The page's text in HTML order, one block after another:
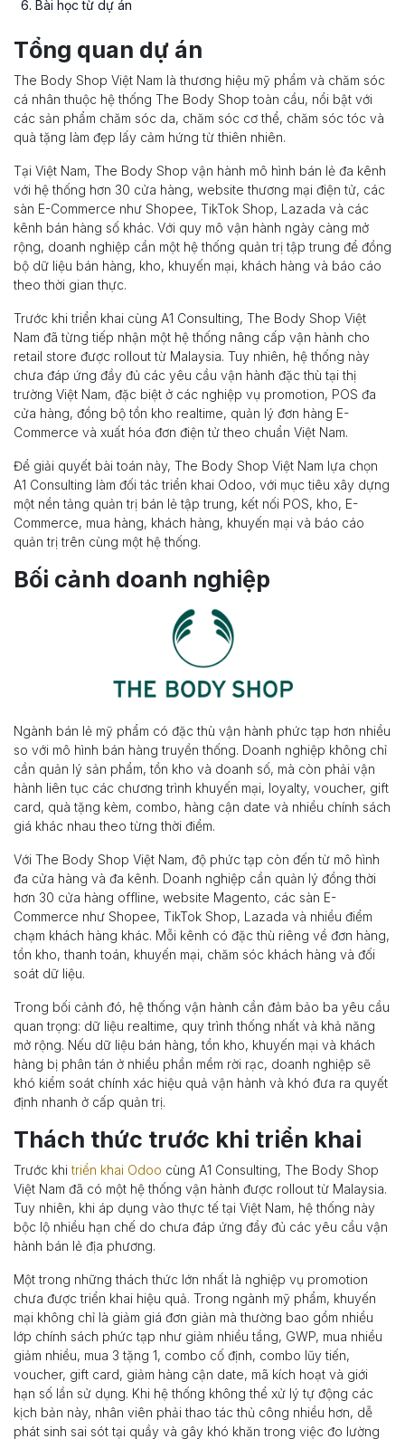
6. Bài học từ dự án
Tổng quan dự án
The Body Shop Việt Nam là thương hiệu mỹ phẩm và chăm sóc
cá nhân thuộc hệ thống The Body Shop toàn cầu, nổi bật với
các sản phẩm chăm sóc da, chăm sóc cơ thể, chăm sóc tóc và
quà tặng làm đẹp lấy cảm hứng từ thiên nhiên.
Tại Việt Nam, The Body Shop vận hành mô hình bán lẻ đa kênh
với hệ thống hơn 30 cửa hàng, website thương mại điện tử, các
sàn E-Commerce như Shopee, TikTok Shop, Lazada và các
kênh bán hàng số khác. Với quy mô vận hành ngày càng mở
rộng, doanh nghiệp cần một hệ thống quản trị tập trung để đồng
bộ dữ liệu bán hàng, kho, khuyến mại, khách hàng và báo cáo
theo thời gian thực.
Trước khi triển khai cùng A1 Consulting, The Body Shop Việt
Nam đã từng tiếp nhận một hệ thống nâng cấp vận hành cho
retail store được rollout từ Malaysia. Tuy nhiên, hệ thống này
chưa đáp ứng đầy đủ các yêu cầu vận hành đặc thù tại thị
trường Việt Nam, đặc biệt ở các nghiệp vụ promotion, POS đa
cửa hàng, đồng bộ tồn kho realtime, quản lý đơn hàng E-
Commerce và xuất hóa đơn điện tử theo chuẩn Việt Nam.
Để giải quyết bài toán này, The Body Shop Việt Nam lựa chọn
A1 Consulting làm đối tác triển khai Odoo, với mục tiêu xây dựng
một nền tảng quản trị bán lẻ tập trung, kết nối POS, kho, E-
Commerce, mua hàng, khách hàng, khuyến mại và báo cáo
quản trị trên cùng một hệ thống.
Bối cảnh doanh nghiệp
Ngành bán lẻ mỹ phẩm có đặc thù vận hành phức tạp hơn nhiều
so với mô hình bán hàng truyền thống. Doanh nghiệp không chỉ
cần quản lý sản phẩm, tồn kho và doanh số, mà còn phải vận
hành liên tục các chương trình khuyến mại, loyalty, voucher, gift
card, quà tặng kèm, combo, hàng cận date và nhiều chính sách
giá khác nhau theo từng thời điểm.
Với The Body Shop Việt Nam, độ phức tạp còn đến từ mô hình
đa cửa hàng và đa kênh. Doanh nghiệp cần quản lý đồng thời
hơn 30 cửa hàng offline, website Magento, các sàn E-
Commerce như Shopee, TikTok Shop, Lazada và nhiều điểm
chạm khách hàng khác. Mỗi kênh có đặc thù riêng về đơn hàng,
tồn kho, thanh toán, khuyến mại, chăm sóc khách hàng và đối
soát dữ liệu.
Trong bối cảnh đó, hệ thống vận hành cần đảm bảo ba yêu cầu
quan trọng: dữ liệu realtime, quy trình thống nhất và khả năng
mở rộng. Nếu dữ liệu bán hàng, tồn kho, khuyến mại và khách
hàng bị phân tán ở nhiều phần mềm rời rạc, doanh nghiệp sẽ
khó kiểm soát chính xác hiệu quả vận hành và khó đưa ra quyết
định nhanh ở cấp quản trị.
Thách thức trước khi triển khai
Trước khitriển khai Odoo cùng A1 Consulting, The Body Shop
Việt Nam đã có một hệ thống vận hành được rollout từ Malaysia.
Tuy nhiên, khi áp dụng vào thực tế tại Việt Nam, hệ thống này
bộc lộ nhiều hạn chế do chưa đáp ứng đầy đủ các yêu cầu vận
hành bán lẻ địa phương.
Một trong những thách thức lớn nhất là nghiệp vụ promotion
chưa được triển khai hiệu quả. Trong ngành mỹ phẩm, khuyến
mại không chỉ là giảm giá đơn giản mà thường bao gồm nhiều
lớp chính sách phức tạp như giảm nhiều tầng, GWP, mua nhiều
giảm nhiều, mua 3 tặng 1, combo cố định, combo lũy tiến,
voucher, gift card, giảm hàng cận date, mã kích hoạt và giới
hạn số lần sử dụng. Khi hệ thống không thể xử lý tự động các
kịch bản này, nhân viên phải thao tác thủ công nhiều hơn, dễ
phát sinh sai sót tại quầy và gây khó khăn trong việc đo lường